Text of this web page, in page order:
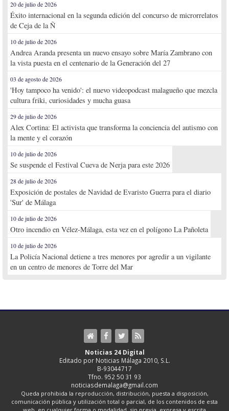
20 de julio de 2026
Éxito internacional en la segunda edición del concurso de microrrelatos
de Ceja de la Ñ
10 de julio de 2026
Andrea Aranda presenta un nuevo ensayo sobre María Zambrano con
la vista puesta en el centenario de la Generación del 27
03 de agosto de 2026
'Hoy tampoco ha venido': el nuevo videopodcast malagueño que mezcla
cultura friki, curiosidades y mucha guasa
29 de julio de 2026
Alex Cortina: El activista que transforma la conciencia del autismo con
la mente y el corazón
10 de julio de 2026
Se suspende el Festival Cueva de Nerja para este 2026
28 de julio de 2026
Exposición de postales de Navidad de Evaristo Guerra para el diario
'Sur' de Málaga
10 de julio de 2026
Otro incendio en Vélez-Málaga, esta vez en el polígono La Pañoleta
10 de julio de 2026
La Policía Nacional detiene a tres menores por agredir a un vigilante
en un centro de menores de Torre del Mar
Noticias 24 Digital
Editado por Noticias Málaga 2010, S.L.
B-93044717
Tfno. 952 50 31 93
noticiasdemalaga@gmail.com
Queda prohibida la reproducción, distribución, puesta a disposición,
comunicación pública y utilización total o parcial, de los contenidos de esta